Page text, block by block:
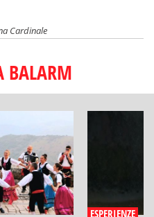
Cardinale
BALARM
ESPERIENZE